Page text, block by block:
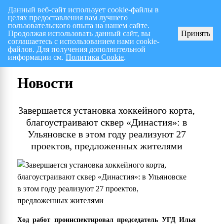
Перспективный план работ на I полугодие 2026 г.
Новости
Завершается установка хоккейного корта,
благоустраивают сквер «Династия»: в
Ульяновске в этом году реализуют 27
проектов, предложенных жителями
Ход работ проинспектировал председатель УГД Илья
Данный веб-сайт использует cookie-файлы в
целях предоставления вам лучшего
пользовательского опыта на нашем сайте.
Продолжая использовать данный сайт, вы
соглашаетесь с использованием нами cookie-
файлов. Для получения дополнительной
информации см.Политика Cookie.
Принять